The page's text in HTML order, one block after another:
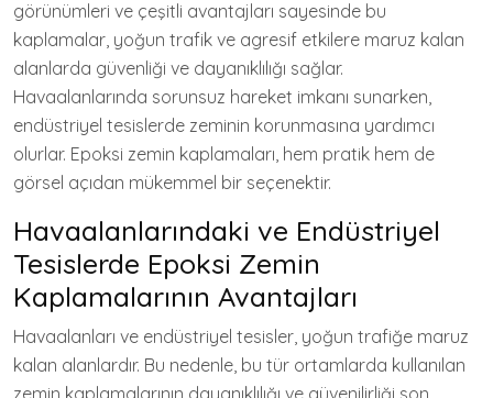
görünümleri ve çeşitli avantajları sayesinde bu
kaplamalar, yoğun trafik ve agresif etkilere maruz kalan
alanlarda güvenliği ve dayanıklılığı sağlar.
Havaalanlarında sorunsuz hareket imkanı sunarken,
endüstriyel tesislerde zeminin korunmasına yardımcı
olurlar. Epoksi zemin kaplamaları, hem pratik hem de
görsel açıdan mükemmel bir seçenektir.
Havaalanlarındaki ve Endüstriyel
Tesislerde Epoksi Zemin
Kaplamalarının Avantajları
Havaalanları ve endüstriyel tesisler, yoğun trafiğe maruz
kalan alanlardır. Bu nedenle, bu tür ortamlarda kullanılan
zemin kaplamalarının dayanıklılığı ve güvenilirliği son